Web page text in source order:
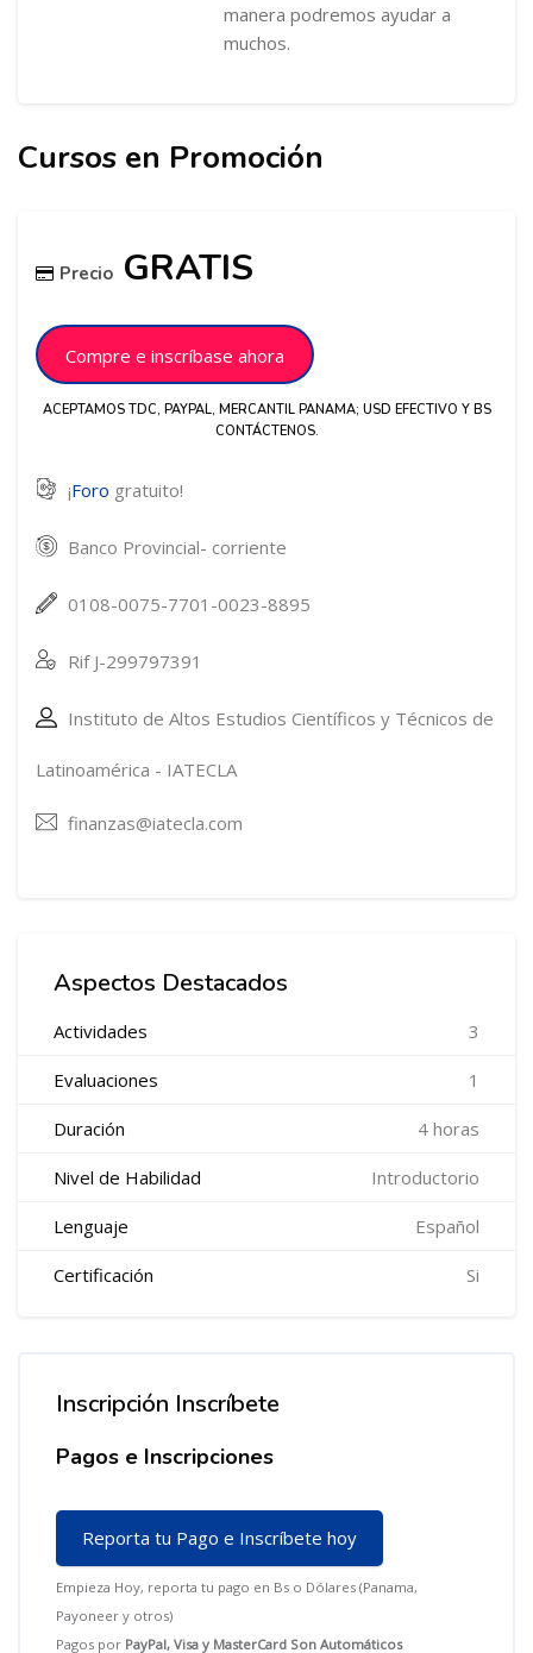
manera podremos ayudar a
muchos.
Salta [Cocoon] Related courses
Cursos en Promoción
Precio GRATIS
Compre e inscríbase ahora
ACEPTAMOS TDC, PAYPAL, MERCANTIL PANAMA; USD EFECTIVO Y BS
CONTÁCTENOS.
¡Foro gratuito!
Banco Provincial- corriente
0108-0075-7701-0023-8895
Rif J-299797391
Instituto de Altos Estudios Científicos y Técnicos de
Latinoamérica - IATECLA
finanzas@iatecla.com
Aspectos Destacados
Actividades 3
Evaluaciones 1
Duración 4 horas
Nivel de Habilidad Introductorio
Lenguaje Español
Certificación Si
Salta Inscripción Inscríbete
Inscripción Inscríbete
Pagos e Inscripciones
Reporta tu Pago e Inscríbete hoy
Empieza Hoy, reporta tu pago en Bs o Dólares (Panama,
Payoneer y otros)
Pagos por PayPal, Visa y MasterCard Son Automáticos